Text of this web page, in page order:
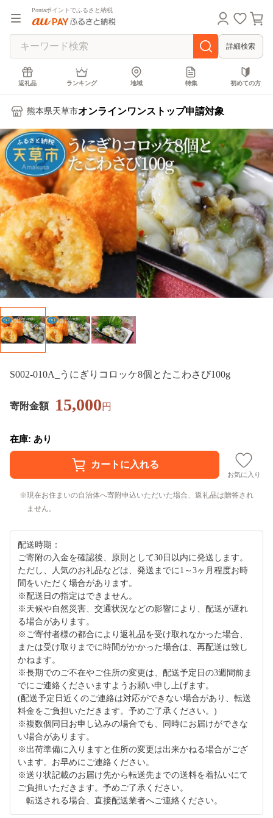
Pontaポイントでふるさと納税
詳細検索
返礼品 ランキング 地域 特集 初めての方
熊本県天草市オンラインワンストップ申請対象
S002-010A_うにぎりコロッケ8個とたこわさび100g
寄附金額 15,000円
在庫: あり
お気に入り
現在お住まいの自治体へ寄附申込いただいた場合、返礼品は贈答され
ません。
配送時期：
ご寄附の入金を確認後、原則として30日以内に発送します。
ただし、人気のお礼品などは、発送までに1～3ヶ月程度お時
間をいただく場合があります。
※配送日の指定はできません。
※天候や自然災害、交通状況などの影響により、配送が遅れ
る場合があります。
※ご寄付者様の都合により返礼品を受け取れなかった場合、
または受け取りまでに時間がかかった場合は、再配送は致し
かねます。
※長期でのご不在やご住所の変更は、配送予定日の3週間前ま
でにご連絡くださいますようお願い申し上げます。
(配送予定日近くのご連絡は対応ができない場合があり、転送
料金をご負担いただきます。予めご了承ください。)
※複数個同日お申し込みの場合でも、同時にお届けができな
い場合があります。
※出荷準備に入りますと住所の変更は出来かねる場合がござ
います。お早めにご連絡ください。
※送り状記載のお届け先から転送先までの送料を着払いにて
ご負担いただきます。予めご了承ください。
転送される場合、直接配送業者へご連絡ください。